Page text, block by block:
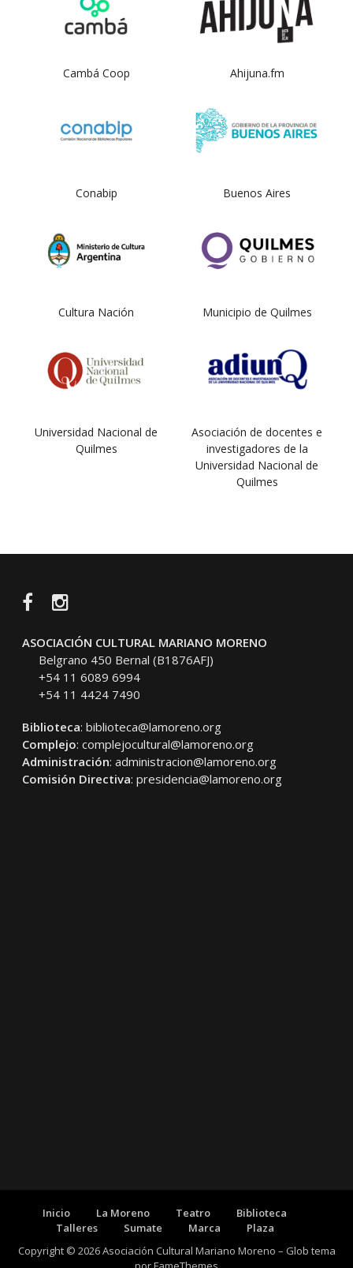
Cambá Coop Ahijuna.fm
Conabip Buenos Aires
Cultura Nación Municipio de Quilmes
Universidad Nacional de
Quilmes
Asociación de docentes e
investigadores de la
Universidad Nacional de
Quilmes
FacebookInstagram
ASOCIACIÓN CULTURAL MARIANO MORENO
Belgrano 450 Bernal (B1876AFJ)
+54 11 6089 6994
+54 11 4424 7490
Biblioteca: biblioteca@lamoreno.org
Complejo: complejocultural@lamoreno.org
Administración: administracion@lamoreno.org
Comisión Directiva: presidencia@lamoreno.org
Inicio La Moreno Teatro
Biblioteca
Talleres
Sumate Marca
Plaza
Copyright © 2026 Asociación Cultural Mariano Moreno – Glob tema